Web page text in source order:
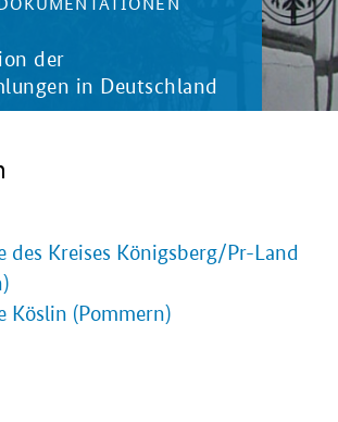
der
in Deutschland
des Kreises Königsberg/Pr-Land
Köslin (Pommern)